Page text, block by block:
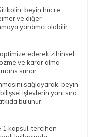
beyin hücre
ve diğer
yardımcı olabilir.
ederek zihinsel
ve karar alma
sunar.
sağlayarak, beyin
işlevlerin yanı sıra
bulunur.
1 kapsül, tercihen